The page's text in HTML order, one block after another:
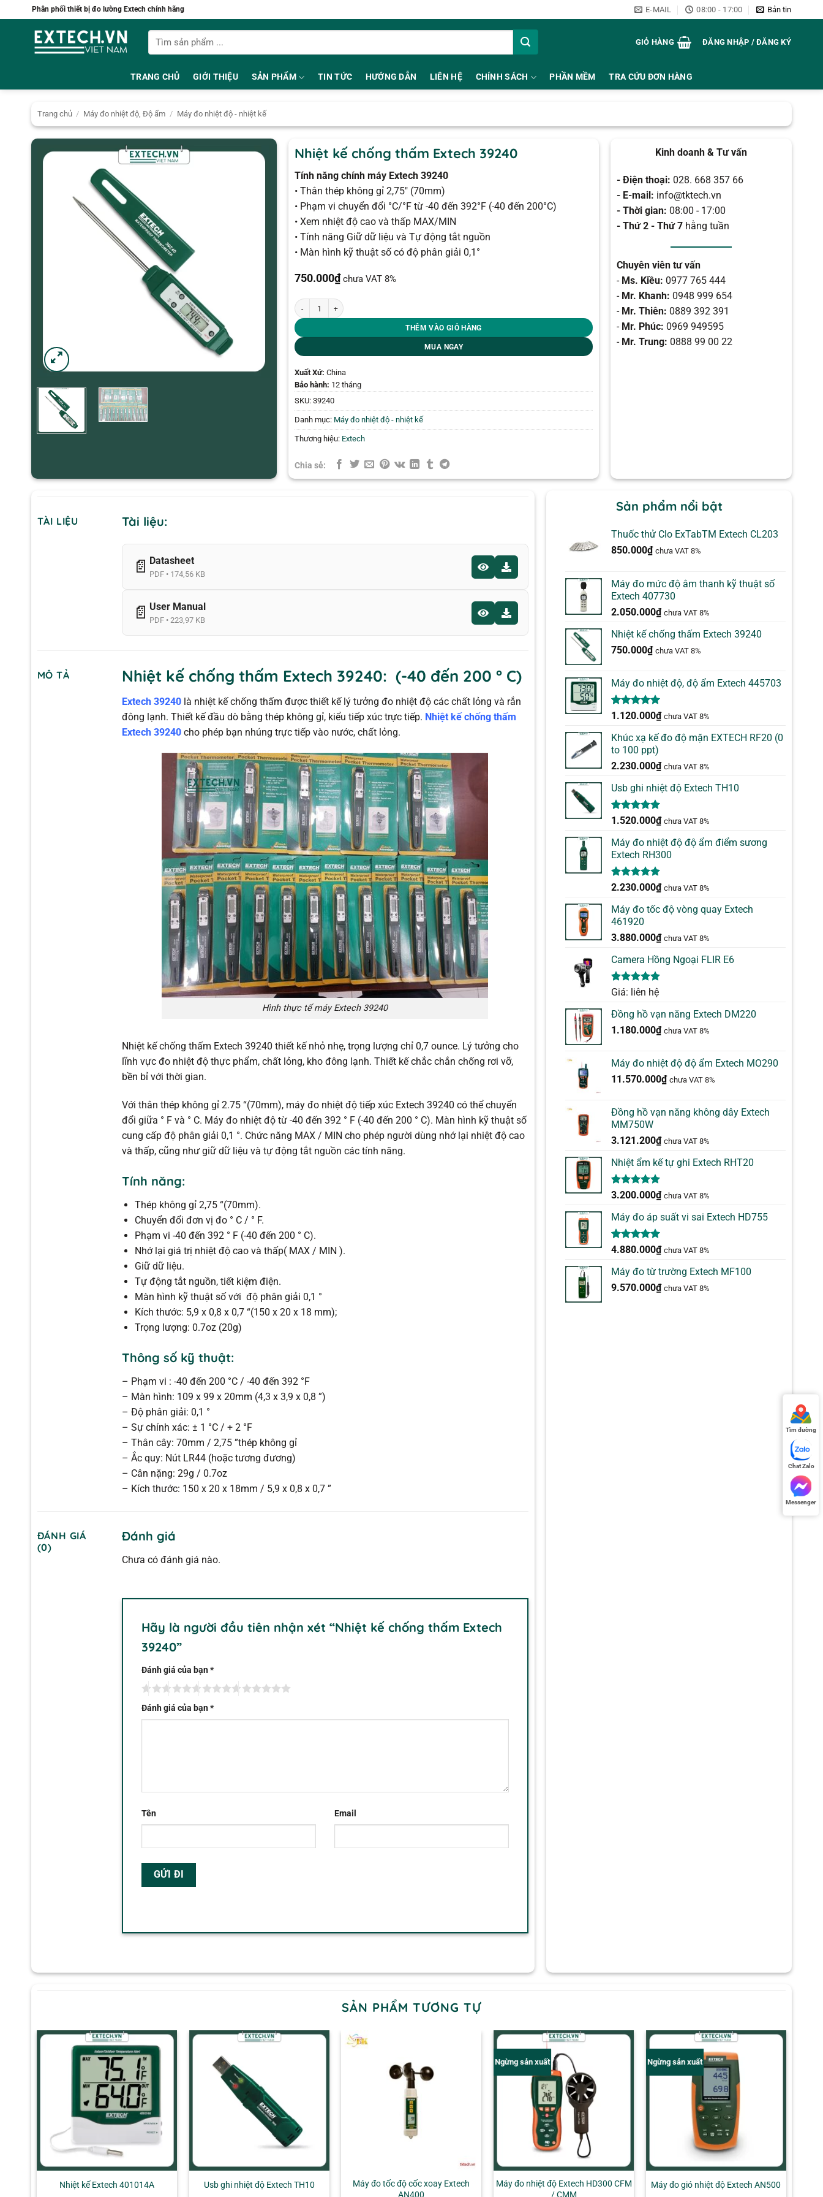
qua
Phân phối thiết bị đo lường Extech chính hãng E-MAIL 08:00 - 17:00 Bản tin
Tìm
kiếm:
GIỎ HÀNG ĐĂNG NHẬP / ĐĂNG KÝ
TRANG CHỦ GIỚI THIỆU SẢN PHẨM TIN TỨC HƯỚNG DẪN LIÊN HỆ CHÍNH SÁCH PHẦN MỀM TRA CỨU ĐƠN HÀNG
Trang chủ / Máy đo nhiệt độ, Độ ẩm / Máy đo nhiệt độ - nhiệt kế
Nhiệt kế chống thấm Extech 39240
Tính năng chính máy Extech 39240
• Thân thép không gỉ 2,75″ (70mm)
• Phạm vi chuyển đổi °C/°F từ -40 đến 392°F (-40 đến 200°C)
• Xem nhiệt độ cao và thấp MAX/MIN
• Tính năng Giữ dữ liệu và Tự động tắt nguồn
• Màn hình kỹ thuật số có độ phân giải 0,1°
750.000₫ chưa VAT 8%
Nhiệt kế chống thấm Extech 39240 số lượng
THÊM VÀO GIỎ HÀNG
MUA NGAY
Xuất Xứ: China
Bảo hành: 12 tháng
SKU:39240
Danh mục: Máy đo nhiệt độ - nhiệt kế
Thương hiệu: Extech
Chia sẻ:
Kinh doanh & Tư vấn
- Điện thoại: 028. 668 357 66
- E-mail: info@tktech.vn
- Thời gian: 08:00 - 17:00
- Thứ 2 - Thứ 7 hằng tuần
Chuyên viên tư vấn
- Ms. Kiều: 0977 765 444
- Mr. Khanh: 0948 999 654
- Mr. Thiên: 0889 392 391
- Mr. Phúc: 0969 949595
- Mr. Trung: 0888 99 00 22
TÀI LIỆU Tài liệu:
📄 Datasheet
PDF • 174,56 KB
📄 User Manual
PDF • 223,97 KB
MÔ TẢ Nhiệt kế chống thấm Extech 39240: (-40 đến 200 ° C)
Extech 39240 là nhiệt kế chống thấm được thiết kế lý tưởng đo nhiệt độ các chất lỏng và rắn
đông lạnh. Thiết kế đầu dò bằng thép không gỉ, kiểu tiếp xúc trực tiếp. Nhiệt kế chống thấm
Extech 39240 cho phép bạn nhúng trực tiếp vào nước, chất lỏng.
Hình thực tế máy Extech 39240
Nhiệt kế chống thấm Extech 39240 thiết kế nhỏ nhẹ, trọng lượng chỉ 0,7 ounce. Lý tưởng cho
lĩnh vực đo nhiệt độ thực phẩm, chất lỏng, kho đông lạnh. Thiết kế chắc chắn chống rơi vỡ,
bền bỉ với thời gian.
Với thân thép không gỉ 2.75 “(70mm), máy đo nhiệt độ tiếp xúc Extech 39240 có thể chuyển
đổi giữa ° F và ° C. Máy đo nhiệt độ từ -40 đến 392 ° F (-40 đến 200 ° C). Màn hình kỹ thuật số
cung cấp độ phân giải 0,1 °. Chức năng MAX / MIN cho phép người dùng nhớ lại nhiệt độ cao
và thấp, cũng như giữ dữ liệu và tự động tắt nguồn các tính năng.
Tính năng:
Thép không gỉ2,75 “(70mm).
Chuyển đổi đơn vị đo ° C / ° F.
Phạm vi -40 đến 392 ° F (-40 đến 200 ° C).
Nhớ lại giá trị nhiệt độ cao và thấp( MAX / MIN ).
Giữ dữ liệu.
Tự động tắt nguồn, tiết kiệm điện.
Màn hình kỹ thuật số với độ phân giải 0,1 °
Kích thước: 5,9 x 0,8 x 0,7 “(150 x 20 x 18 mm);
Trọng lượng: 0.7oz (20g)
Thông số kỹ thuật:
– Phạm vi : -40 đến 200 °C / -40 đến 392 °F
– Màn hình: 109 x 99 x 20mm (4,3 x 3,9 x 0,8 ”)
– Độ phân giải: 0,1 °
– Sự chính xác: ± 1 °C / + 2 °F
– Thân cây: 70mm / 2,75 ”thép không gỉ
– Ắc quy: Nút LR44 (hoặc tương đương)
– Cân nặng: 29g / 0.7oz
– Kích thước: 150 x 20 x 18mm / 5,9 x 0,8 x 0,7 ”
ĐÁNH GIÁ
(0)
Đánh giá
Chưa có đánh giá nào.
Hãy là người đầu tiên nhận xét “Nhiệt kế chống thấm Extech
39240”
Đánh giá của bạn*
Đánh giá của bạn*
Tên Email
Sản phẩm nổi bật
Thuốc thử Clo ExTabTM Extech CL203
850.000₫ chưa VAT 8%
Máy đo mức độ âm thanh kỹ thuật số
Extech 407730
2.050.000₫ chưa VAT 8%
Nhiệt kế chống thấm Extech 39240
750.000₫ chưa VAT 8%
Máy đo nhiệt độ, độ ẩm Extech 445703
5.00trên 5
1
đánh giá
1.120.000₫ chưa VAT 8%
Khúc xạ kế đo độ mặn EXTECH RF20 (0
to 100 ppt)
2.230.000₫ chưa VAT 8%
Usb ghi nhiệt độ Extech TH10
5.00trên 5
1
đánh giá
1.520.000₫ chưa VAT 8%
Máy đo nhiệt độ độ ẩm điểm sương
Extech RH300
5.00trên 5
1
đánh giá
2.230.000₫ chưa VAT 8%
Máy đo tốc độ vòng quay Extech
461920
3.880.000₫ chưa VAT 8%
Camera Hồng Ngoại FLIR E6
5.00 trên 5
1
đánh giá
Giá: liên hệ
Đồng hồ vạn năng Extech DM220
1.180.000₫ chưa VAT 8%
Máy đo nhiệt độ độ ẩm Extech MO290
11.570.000₫ chưa VAT 8%
Đồng hồ vạn năng không dây Extech
MM750W
3.121.200₫ chưa VAT 8%
Nhiệt ẩm kế tự ghi Extech RHT20
5.00trên 5
2
đánh giá
3.200.000₫ chưa VAT 8%
Máy đo áp suất vi sai Extech HD755
5.00trên 5
1
đánh giá
4.880.000₫ chưa VAT 8%
Máy đo từ trường Extech MF100
9.570.000₫ chưa VAT 8%
SẢN PHẨM TƯƠNG TỰ
Nhiệt kế Extech 401014A Usb ghi nhiệt độ Extech TH10
Máy đo tốc độ cốc xoay Extech
Ngừng sản xuất
Máy đo nhiệt độ Extech HD300 CFM
Ngừng sản xuất
Máy đo gió nhiệt độ Extech AN500
Tìm đường
Chat Zalo
Messenger